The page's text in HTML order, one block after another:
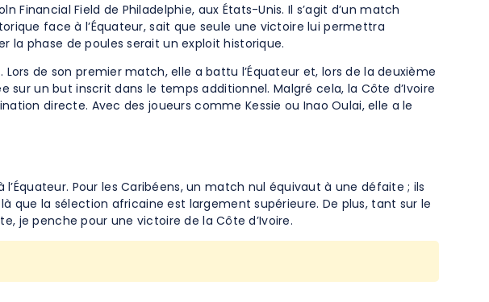
Field de Philadelphie, aux États-Unis. Il s’agit d’un match
face à l’Équateur, sait que seule une victoire lui permettra
la phase de poules serait un exploit historique.
de son premier match, elle a battu l’Équateur et, lors de la deuxième
un but inscrit dans le temps additionnel. Malgré cela, la Côte d’Ivoire
directe. Avec des joueurs comme Kessie ou Inao Oulai, elle a le
Pour les Caribéens, un match nul équivaut à une défaite ; ils
que la sélection africaine est largement supérieure. De plus, tant sur le
je penche pour une victoire de la Côte d’Ivoire.